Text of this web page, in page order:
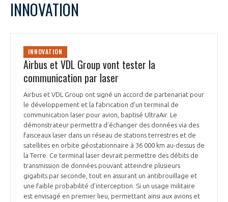
INNOVATION
INNOVATION
Airbus et VDL Group vont tester la
communication par laser
Airbus et VDL Group ont signé un accord de partenariat pour
le développement et la fabrication d’un terminal de
communication laser pour avion, baptisé UltraAir. Le
démonstrateur permettra d'échanger des données via des
faisceaux laser dans un réseau de stations terrestres et de
satellites en orbite géostationnaire à 36 000 km au-dessus de
la Terre. Ce terminal laser devrait permettre des débits de
transmission de données pouvant atteindre plusieurs
gigabits par seconde, tout en assurant un antibrouillage et
une faible probabilité d’interception. Si un usage militaire
est envisagé en premier lieu, permettant ainsi aux avions et